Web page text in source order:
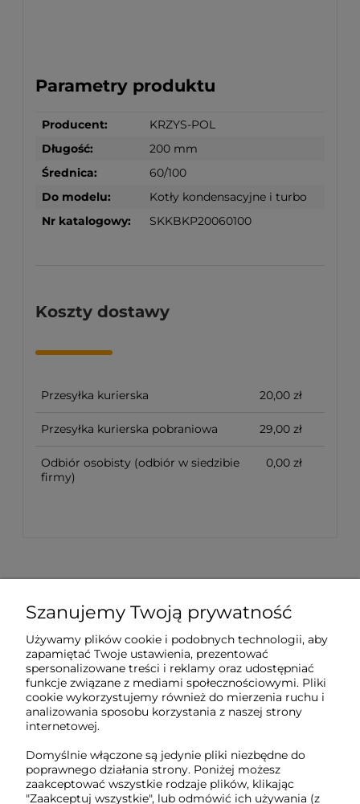
Parametry produktu
Producent:
KRZYS-POL
Długość:
200 mm
Średnica:
60/100
Do modelu:
Kotły kondensacyjne i turbo
Nr katalogowy:
SKKBKP20060100
Koszty dostawy
Przesyłka kurierska 20,00 zł
Przesyłka kurierska pobraniowa 29,00 zł
Odbiór osobisty (odbiór w siedzibie
firmy)
0,00 zł
Sklep internetowy Tukado.pl
pn-pt: 08:00-16:00
791 063 018
biuro@tukado.pl
O nas
Szanujemy Twoją prywatność
Używamy plików cookie i podobnych technologii, aby
zapamiętać Twoje ustawienia, prezentować
spersonalizowane treści i reklamy oraz udostępniać
funkcje związane z mediami społecznościowymi. Pliki
cookie wykorzystujemy również do mierzenia ruchu i
analizowania sposobu korzystania z naszej strony
internetowej.
Domyślnie włączone są jedynie pliki niezbędne do
poprawnego działania strony. Poniżej możesz
zaakceptować wszystkie rodzaje plików, klikając
"Zaakceptuj wszystkie", lub odmówić ich używania (z